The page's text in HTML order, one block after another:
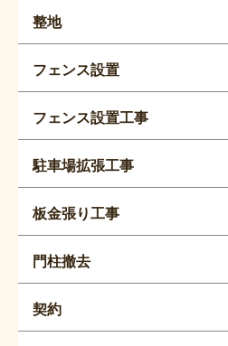
整地
フェンス設置
フェンス設置工事
駐車場拡張工事
板金張り工事
門柱撤去
契約